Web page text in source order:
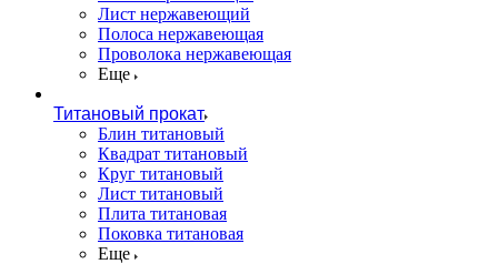
Лист нержавеющий
Полоса нержавеющая
Проволока нержавеющая
Еще
Титановый прокат
Блин титановый
Квадрат титановый
Круг титановый
Лист титановый
Плита титановая
Поковка титановая
Еще